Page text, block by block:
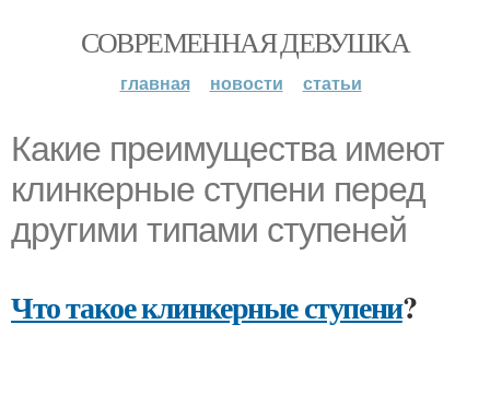
СОВРЕМЕННАЯ ДЕВУШКА
главная новости статьи
Какие преимущества имеют
клинкерные ступени перед
другими типами ступеней
Что такое клинкерные ступени?